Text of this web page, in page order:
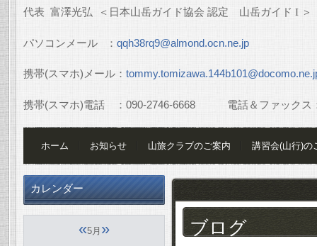
代表 富澤光弘 ＜日本山岳ガイド協会 認定 山岳ガイド I ＞
パソコンメール ： qqh38rq9@almond.ocn.ne.jp
携帯(スマホ)メール：
携帯(スマホ)電話 ： 090-2746-6668電話＆ファックス
ホーム お知らせ 山旅クラブのご案内 講習会(山行)の
ブログ
カレンダー
«5月 »